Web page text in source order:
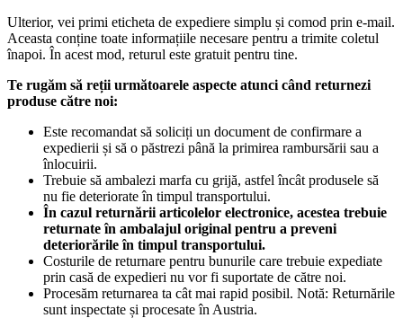
Ulterior, vei primi eticheta de expediere simplu și comod prin e-mail.
Aceasta conține toate informațiile necesare pentru a trimite coletul
înapoi. În acest mod, returul este gratuit pentru tine.
Te rugăm să reții următoarele aspecte atunci când returnezi
produse către noi:
Este recomandat să soliciți un document de confirmare a
expedierii și să o păstrezi până la primirea rambursării sau a
înlocuirii.
Trebuie să ambalezi marfa cu grijă, astfel încât produsele să
nu fie deteriorate în timpul transportului.
În cazul returnării articolelor electronice, acestea trebuie
returnate în ambalajul original pentru a preveni
deteriorările în timpul transportului.
Costurile de returnare pentru bunurile care trebuie expediate
prin casă de expedieri nu vor fi suportate de către noi.
Procesăm returnarea ta cât mai rapid posibil. Notă: Returnările
sunt inspectate și procesate în Austria.